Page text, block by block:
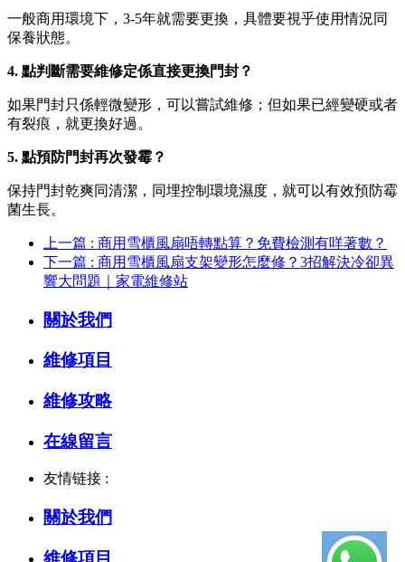
一般商用環境下，3-5年就需要更換，具體要視乎使用情況同
保養狀態。
4. 點判斷需要維修定係直接更換門封？
如果門封只係輕微變形，可以嘗試維修；但如果已經變硬或者
有裂痕，就更換好過。
5. 點預防門封再次發霉？
保持門封乾爽同清潔，同埋控制環境濕度，就可以有效預防霉
菌生長。
上一篇 : 商用雪櫃風扇唔轉點算？免費檢測有咩著數？
下一篇 : 商用雪櫃風扇支架變形怎麼修？3招解決冷卻異
響大問題｜家電維修站
關於我們
維修項目
維修攻略
在線留言
友情链接 :
關於我們
維修項目